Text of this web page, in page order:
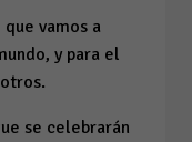
vamos a
y para el
se celebrarán